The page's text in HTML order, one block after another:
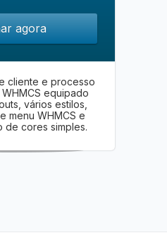
agora
cliente e processo
equipado
vários estilos,
menu WHMCS e
de cores simples.